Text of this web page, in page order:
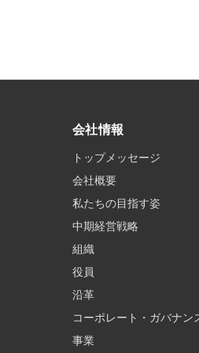
会社情報
トップメッセージ
会社概要
私たちの目指す姿
中期経営戦略
組織
役員
沿革
コーポレート・ガバナン
事業